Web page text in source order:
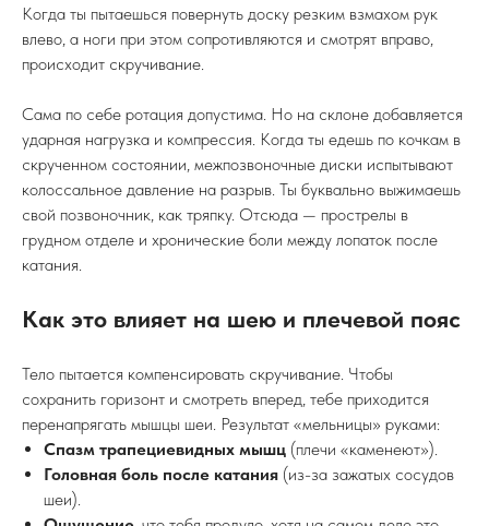
Когда ты пытаешься повернуть доску резким взмахом рук
влево, а ноги при этом сопротивляются и смотрят вправо,
происходит скручивание.
Сама по себе ротация допустима. Но на склоне добавляется
ударная нагрузка и компрессия. Когда ты едешь по кочкам в
скрученном состоянии, межпозвоночные диски испытывают
колоссальное давление на разрыв. Ты буквально выжимаешь
свой позвоночник, как тряпку. Отсюда — прострелы в
грудном отделе и хронические боли между лопаток после
катания.
Как это влияет на шею и плечевой пояс
Тело пытается компенсировать скручивание. Чтобы
сохранить горизонт и смотреть вперед, тебе приходится
перенапрягать мышцы шеи. Результат «мельницы» руками:
Спазм трапециевидных мышц (плечи «каменеют»).
Головная боль после катания (из-за зажатых сосудов
шеи).